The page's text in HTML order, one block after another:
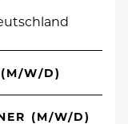
(M/W/D)
(M/W/D)